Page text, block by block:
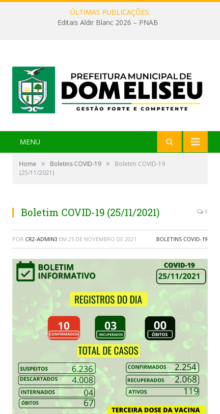
ÚLTIMAS PUBLICAÇÕES:
Editais Aldir Blanc 2026 – PNAB
MENU
Home » Boletins COVID-19 »
Boletim COVID-19
(25/11/2021)
Boletim COVID-19 (25/11/2021) 0
POR CR2-ADMIN3 EM 25 DE NOVEMBRO DE 2021 BOLETINS COVID-19